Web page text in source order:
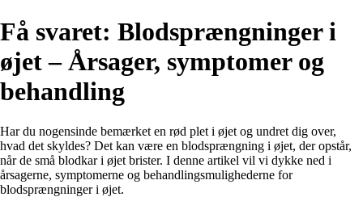
Få svaret: Blodsprængninger i
øjet – Årsager, symptomer og
behandling
Har du nogensinde bemærket en rød plet i øjet og undret dig over,
hvad det skyldes? Det kan være en blodsprængning i øjet, der opstår,
når de små blodkar i øjet brister. I denne artikel vil vi dykke ned i
årsagerne, symptomerne og behandlingsmulighederne for
blodsprængninger i øjet.